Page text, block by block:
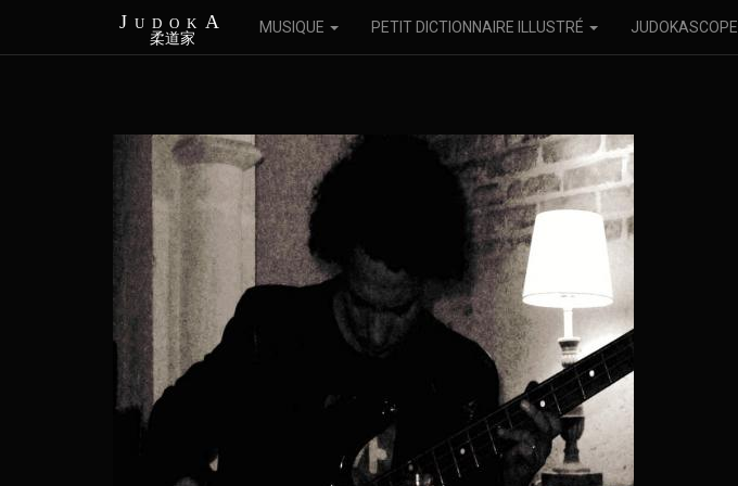
JudokA
柔道家
MUSIQUE PETIT DICTIONNAIRE ILLUSTRÉ JUDOKASCOPE